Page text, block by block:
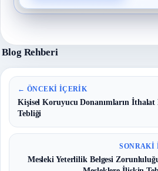
Blog Rehberi
← ÖNCEKI İÇERIK
Kişisel Koruyucu Donanımların İthalat
Tebliği
Mesleki Yeterlilik Belgesi